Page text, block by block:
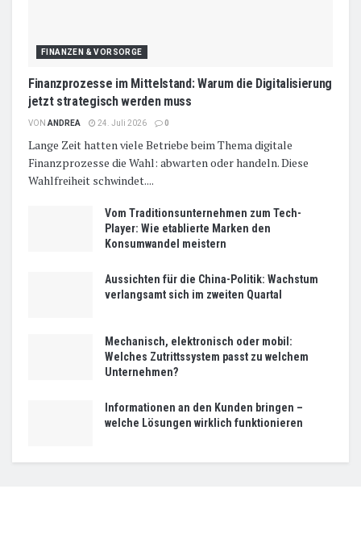
FINANZEN & VORSORGE
Finanzprozesse im Mittelstand: Warum die Digitalisierung
jetzt strategisch werden muss
VON ANDREA 24. Juli 2026 0
Lange Zeit hatten viele Betriebe beim Thema digitale
Finanzprozesse die Wahl: abwarten oder handeln. Diese
Wahlfreiheit schwindet....
Vom Traditionsunternehmen zum Tech-
Player: Wie etablierte Marken den
Konsumwandel meistern
Aussichten für die China-Politik: Wachstum
verlangsamt sich im zweiten Quartal
Mechanisch, elektronisch oder mobil:
Welches Zutrittssystem passt zu welchem
Unternehmen?
Informationen an den Kunden bringen –
welche Lösungen wirklich funktionieren